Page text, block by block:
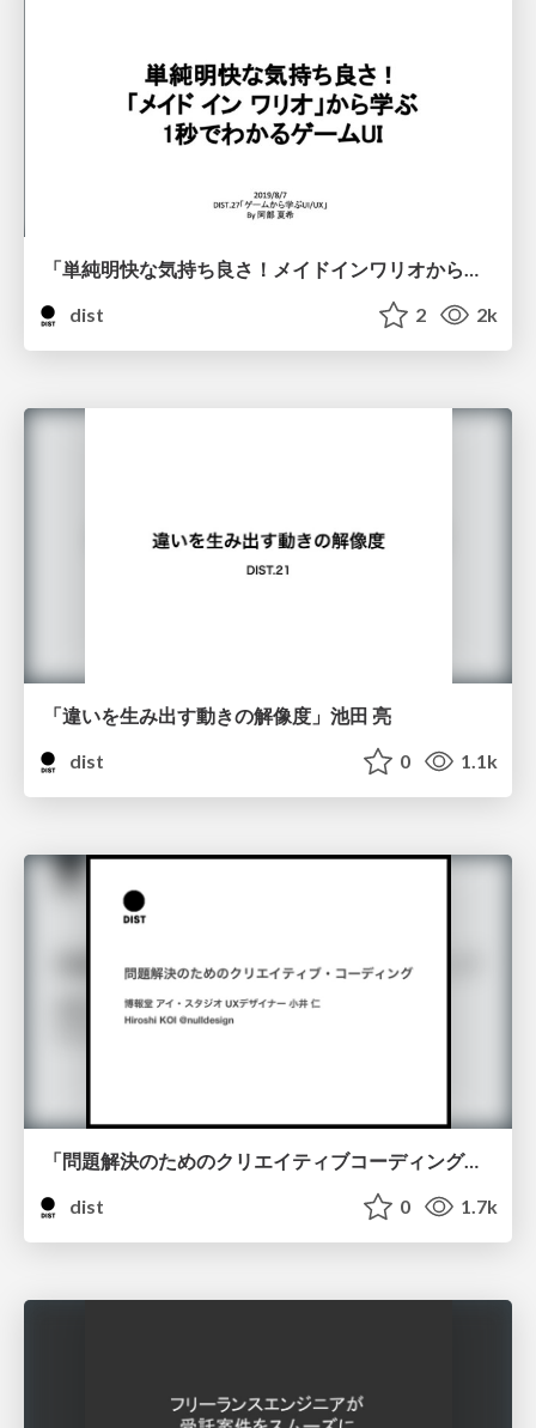
「単純明快な気持ち良さ！メイドインワリオから学ぶ1秒でわかるゲームUI」株式会社i-plug サービス開発部 UXグループプランニングチーム デザイナー 阿部 夏希
dist
2 2k
「違いを生み出す動きの解像度」池田 亮
dist
0 1.1k
「問題解決のためのクリエイティブコーディング」博報堂 アイ・スタジオ UXデザイナー 小井 仁
dist
0 1.7k